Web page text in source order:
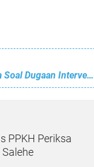
Forum Demokrasi Gorontalo: Kontraktor Buka Suara Soal Dugaan Intervensi Proyek di Bone Bolango
PPKH Periksa